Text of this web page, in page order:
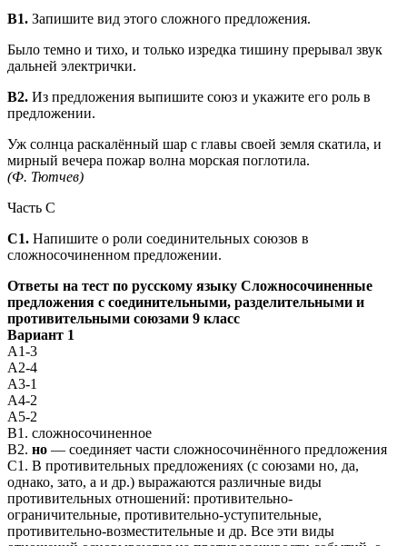
В1. Запишите вид этого сложного предложения.
Было темно и тихо, и только изредка тишину прерывал звук
дальней электрички.
В2. Из предложения выпишите союз и укажите его роль в
пред­ложении.
Уж солнца раскалённый шар с главы своей земля скати­ла, и
мирный вечера пожар волна морская поглотила.
(Ф. Тютчев)
Часть С
С1. Напишите о роли соединительных союзов в
сложносочиненном предложении.
Ответы на тест по русскому языку Сложносочиненные
предложения с соединительными, разделительными и
противительными союзами 9 класс
Вариант 1
А1-3
А2-4
А3-1
А4-2
А5-2
В1. сложносочиненное
В2. но — соединяет части сложносочинённого предложения
С1. В противительных предложениях (с союзами но, да,
однако, зато, а и др.) выражаются различные виды
противительных отношений: противительно-
ограничительные, противительно-уступительные,
противительно-возместительные и др. Все эти виды